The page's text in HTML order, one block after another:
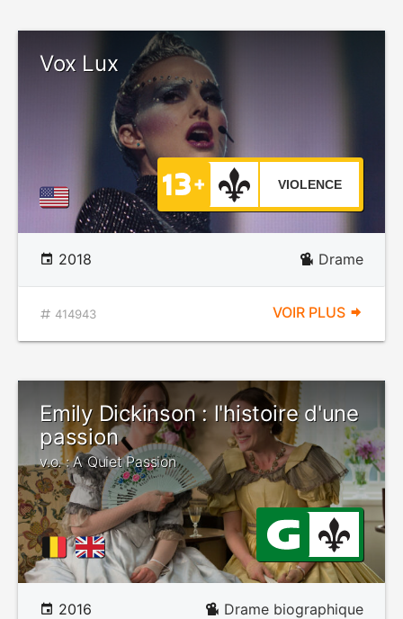
Vox Lux
VIOLENCE
2018 Drame
414943 VOIR PLUS
Emily Dickinson : l'histoire d'une
passion
v.o. : A Quiet Passion
2016 Drame biographique